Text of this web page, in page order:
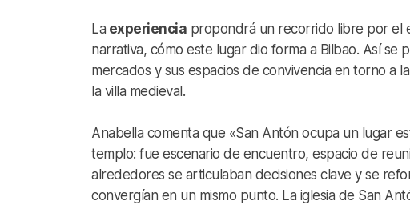
La experiencia propondrá un recorrido libre por el
narrativa, cómo este lugar dio forma a Bilbao. Así se
mercados y sus espacios de convivencia en torno a
la villa medieval.
Anabella comenta que «San Antón ocupa un lugar
templo: fue escenario de encuentro, espacio de
alrededores se articulaban decisiones clave y se
convergían en un mismo punto. La iglesia de San